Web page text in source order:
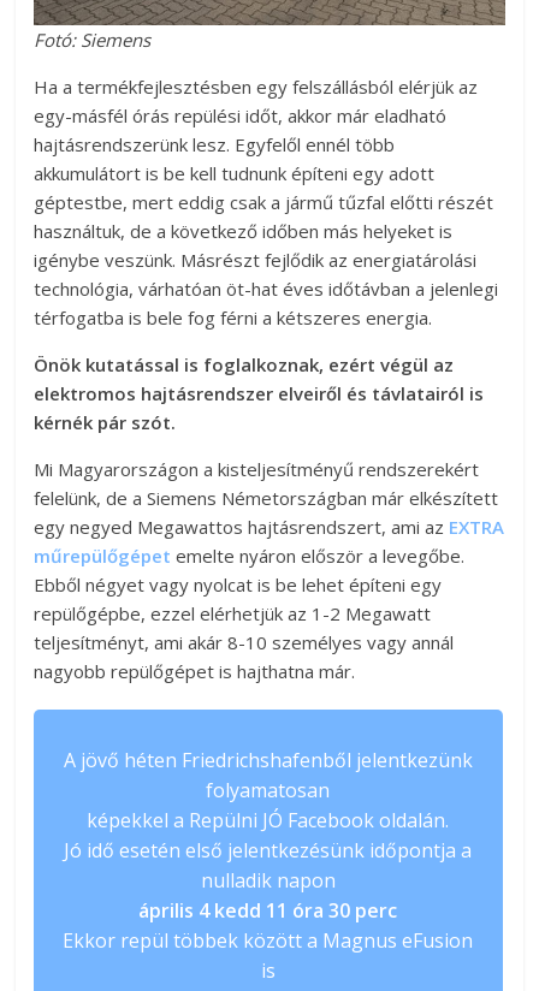
Fotó: Siemens
Ha a termékfejlesztésben egy felszállásból elérjük az
egy-másfél órás repülési időt, akkor már eladható
hajtásrendszerünk lesz. Egyfelől ennél több
akkumulátort is be kell tudnunk építeni egy adott
géptestbe, mert eddig csak a jármű tűzfal előtti részét
használtuk, de a következő időben más helyeket is
igénybe veszünk. Másrészt fejlődik az energiatárolási
technológia, várhatóan öt-hat éves időtávban a jelenlegi
térfogatba is bele fog férni a kétszeres energia.
Önök kutatással is foglalkoznak, ezért végül az
elektromos hajtásrendszer elveiről és távlatairól is
kérnék pár szót.
Mi Magyarországon a kisteljesítményű rendszerekért
felelünk, de a Siemens Németországban már elkészített
egy negyed Megawattos hajtásrendszert, ami az EXTRA
műrepülőgépet emelte nyáron először a levegőbe.
Ebből négyet vagy nyolcat is be lehet építeni egy
repülőgépbe, ezzel elérhetjük az 1-2 Megawatt
teljesítményt, ami akár 8-10 személyes vagy annál
nagyobb repülőgépet is hajthatna már.
A jövő héten Friedrichshafenből jelentkezünk
folyamatosan
képekkel a Repülni JÓ Facebook oldalán.
Jó idő esetén első jelentkezésünk időpontja a
nulladik napon
április 4 kedd 11 óra 30 perc
Ekkor repül többek között a Magnus eFusion
is